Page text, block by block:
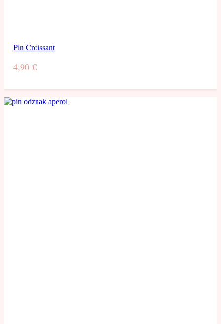
Pin Croissant
4,90€